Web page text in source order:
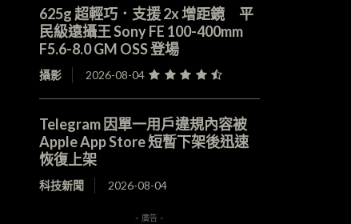
625g 超輕巧．支援 2x 增距鏡 平
民級遠攝王 Sony FE 100-400mm
F5.6-8.0 GM OSS 登場
攝影 2026-08-04
Telegram 因單一用戶違規內容被
Apple App Store 短暫下架後迅速
恢復上架
科技新聞 2026-08-04
- 廣告 -